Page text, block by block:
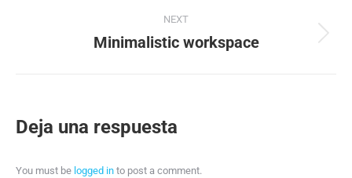
NEXT
Minimalistic workspace
Deja una respuesta
You must be logged in to post a comment.